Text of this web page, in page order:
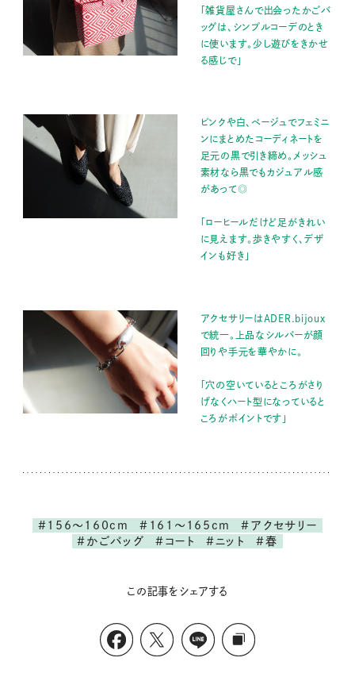
「雑貨屋さんで出会ったかごバ
ッグは、シンプルコーデのとき
に使います。少し遊びをきかせ
る感じで」
ピンクや白、ベージュでフェミニ
ンにまとめたコーディネートを
足元の黒で引き締め。メッシュ
素材なら黒でもカジュアル感
があって◎
「ローヒールだけど足がきれい
に見えます。歩きやすく、デザ
インも好き」
アクセサリーはADER.bijoux
で統一。上品なシルバーが顔
回りや手元を華やかに。
「穴の空いているところがさり
げなくハート型になっていると
ころがポイントです」
#156～160cm #161～165cm
#アクセサリー
#かごバッグ
#コート #ニット #春
この記事をシェアする